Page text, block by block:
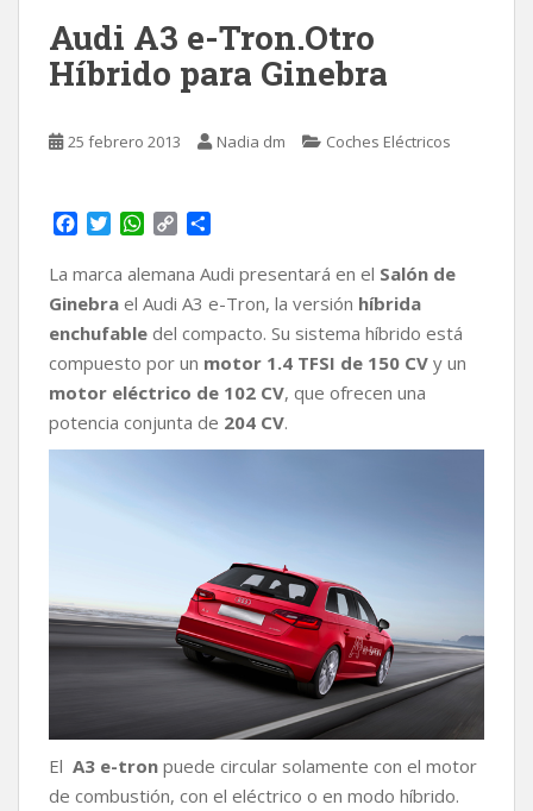
Audi A3 e-Tron.Otro
Híbrido para Ginebra
25 febrero 2013 Nadia dm Coches Eléctricos
c
e
b
o
o
k
T
i
t
t
e
r
W
a
t
s
A
p
p
C
p
y
L
n
k
m
p
a
r
t
i
r
La marca alemana Audi presentará en el Salón de
Ginebra el Audi A3 e-Tron, la versión híbrida
enchufable del compacto. Su sistema híbrido está
compuesto por un motor 1.4 TFSI de 150 CV y un
motor eléctrico de 102 CV, que ofrecen una
potencia conjunta de 204 CV.
El A3 e-tron puede circular solamente con el motor
de combustión, con el eléctrico o en modo híbrido.